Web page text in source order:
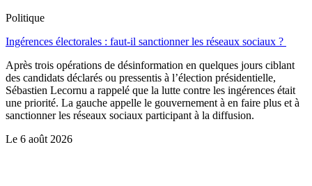
Politique
Ingérences électorales : faut-il sanctionner les réseaux sociaux ?
Après trois opérations de désinformation en quelques jours ciblant
des candidats déclarés ou pressentis à l’élection présidentielle,
Sébastien Lecornu a rappelé que la lutte contre les ingérences était
une priorité. La gauche appelle le gouvernement à en faire plus et à
sanctionner les réseaux sociaux participant à la diffusion.
Le 6 août 2026